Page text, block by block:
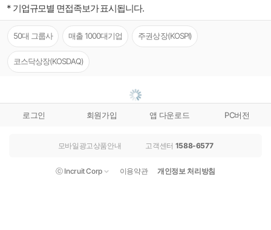
* 기업규모별 면접족보가 표시됩니다.
50대 그룹사 매출 1000대기업 주권상장(KOSPI)
코스닥상장(KOSDAQ)
로그인 회원가입 앱 다운로드 PC버전
모바일광고상품안내 고객센터 1588-6577
ⓒ Incruit Corp 이용약관 개인정보 처리방침